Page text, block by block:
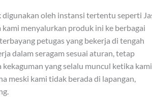
digunakan oleh instansi tertentu seperti
menyalurkan produk ini ke berbagai
petugas yang bekerja di tengah
dalam seragam sesuai aturan, tetap
yang selalu muncul ketika kami
meski kami tidak berada di lapangan,